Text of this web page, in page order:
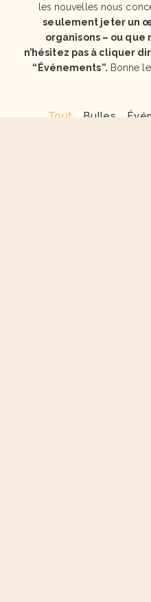
les nouvelles nous
seulement jeter un
organisons – ou que
n’hésitez pas à cliquer
“Événements”. Bonne
Bulles
Tout